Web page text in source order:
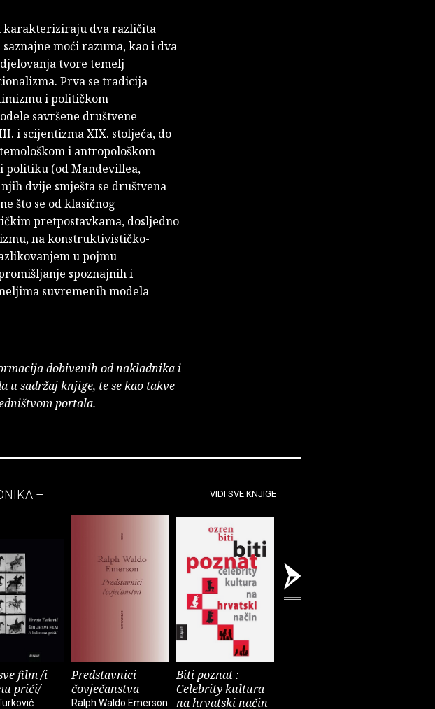
karakteriziraju dva različita
moći razuma, kao i dva
tvore temelj
Prva se tradicija
i političkom
savršene društvene
i scijentizma XIX. stoljeća, do
i antropološkom
politiku (od Mandevillea,
dvije smješta se društvena
što se od klasičnog
pretpostavkama, dosljedno
na konstruktivističko-
u pojmu
spoznajnih i
suvremenih modela
dobivenih od nakladnika i
u sadržaj knjige, te se kao takve
portala.
–
film /i
prići/
Predstavnici
čovječanstva
Ralph Waldo Emerson
Biti poznat :
Celebrity kultura
na hrvatski način
VIDI SVE KNJIGE